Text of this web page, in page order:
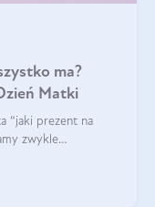
ma?
Matki
“jaki prezent na
zwykle